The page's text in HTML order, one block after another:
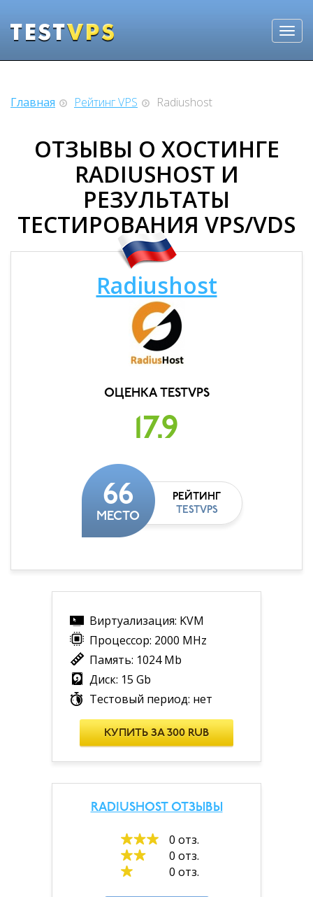
Главная Рейтинг VPS Radiushost
ОТЗЫВЫ О ХОСТИНГЕ
RADIUSHOST И
РЕЗУЛЬТАТЫ
ТЕСТИРОВАНИЯ VPS/VDS
Radiushost
ОЦЕНКА TESTVPS
17.9
66
МЕСТО
РЕЙТИНГ
TESTVPS
Виртуализация: KVM
Процессор: 2000 MHz
Память: 1024 Mb
Диск: 15 Gb
Тестовый период: нет
КУПИТЬ ЗА 300 RUB
RADIUSHOST ОТЗЫВЫ
0 отз.
0 отз.
0 отз.